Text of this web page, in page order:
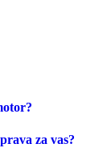
za vas?